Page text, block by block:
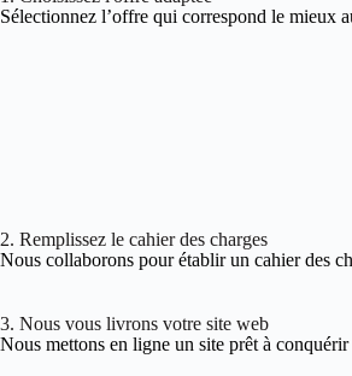
Sélectionnez l’offre qui correspond le mieux
2. Remplissez le cahier des charges
Nous collaborons pour établir un cahier des
3. Nous vous livrons votre site web
Nous mettons en ligne un site prêt à